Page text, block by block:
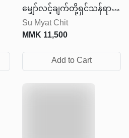
မျှော်လင့်ချက်တို့ရှင်သန်ရာ
စာကြည့်တိုက်
Su Myat Chit
MMK11,500
Add to Cart